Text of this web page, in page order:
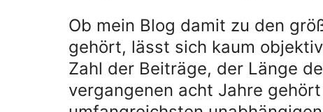
Ob mein Blog damit zu den
gehört, lässt sich kaum
Zahl der Beiträge, der Länge
vergangenen acht Jahre